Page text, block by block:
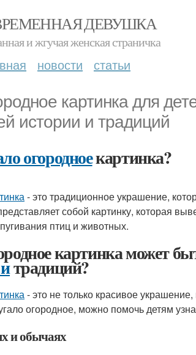
ДЕВУШКА
и жгучая женская страничка
новости статьи
картинка для
истории и традиций
огородноекартинка?
- это традиционное украшение,
собой картинку, которая
птиц и животных.
картинка может
традиций?
- это не только красивое
огородное, можно помочь детям
и обычаях